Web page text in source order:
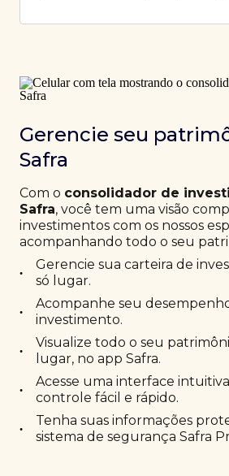
Gerencie seu
Safra
Com o consolidador de
Safra, você tem uma visão
investimentos com os nossos
acompanhando todo o seu
•
Gerencie sua carteira de
só lugar.
•
Acompanhe seu
investimento.
•
Visualize todo o seu
lugar, no app Safra.
•
Acesse uma interface
controle fácil e rápido.
•
Tenha suas informações
sistema de segurança Safra